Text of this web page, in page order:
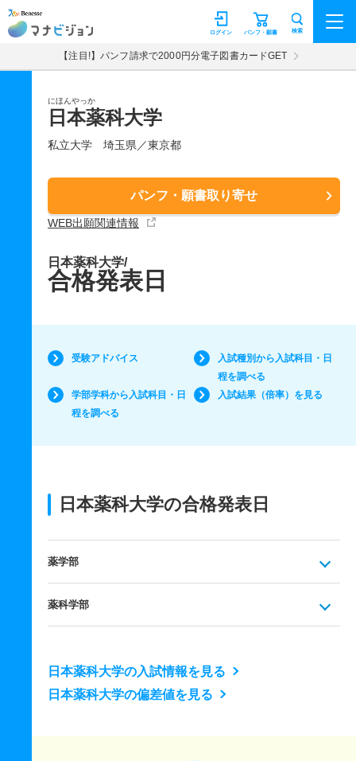
マナビジョン パンフ・願書
ログイン 検索
【注目!】パンフ請求で2000円分電子図書カードGET
にほんやっか
日本薬科大学
私立大学 埼玉県／東京都
パンフ・願書取り寄せ
WEB出願関連情報
日本薬科大学/
合格発表日
受験アドバイス
入試種別から入試科目・日
程を調べる
学部学科から入試科目・日
程を調べる
入試結果（倍率）を見る
日本薬科大学の合格発表日
薬学部
薬科学部
日本薬科大学の入試情報を見る
日本薬科大学の偏差値を見る